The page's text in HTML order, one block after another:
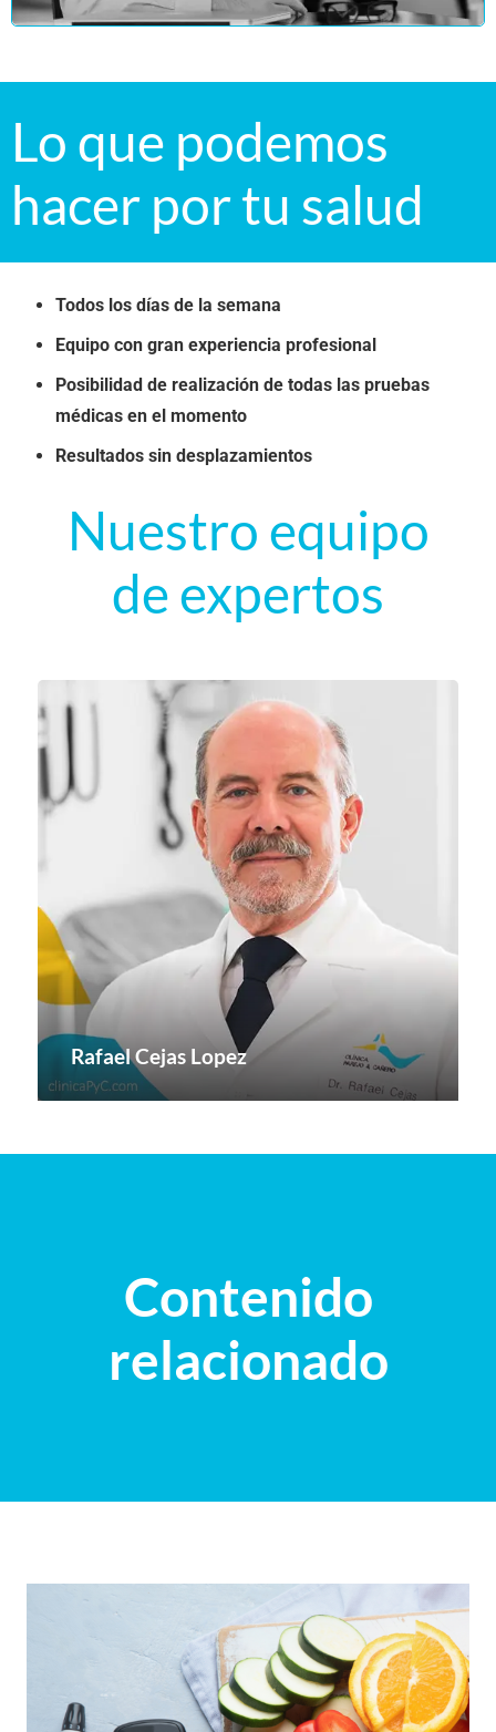
Lo que podemos
hacer por tu salud
Todos los días de la semana
Equipo con gran experiencia profesional
Posibilidad de realización de todas las pruebas
médicas en el momento
Resultados sin desplazamientos
Nuestro equipo
de expertos
Rafael Cejas Lopez
Contenido
relacionado